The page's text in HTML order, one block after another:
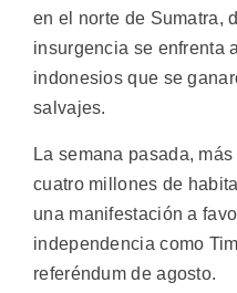
en el norte de Sumatra,
insurgencia se enfrenta
indonesios que se
salvajes.
La semana pasada,
cuatro millones de
una manifestación a
independencia como
referéndum de agosto.